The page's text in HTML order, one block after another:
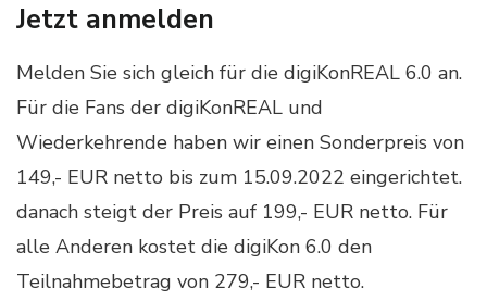
Jetzt anmelden
Melden Sie sich gleich für die digiKonREAL 6.0 an.
Für die Fans der digiKonREAL und
Wiederkehrende haben wir einen Sonderpreis von
149,- EUR netto bis zum 15.09.2022 eingerichtet.
danach steigt der Preis auf 199,- EUR netto. Für
alle Anderen kostet die digiKon 6.0 den
Teilnahmebetrag von 279,- EUR netto.